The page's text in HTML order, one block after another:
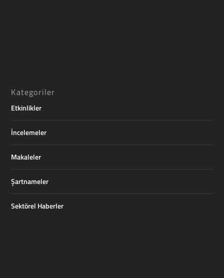
Kategoriler
Etkinlikler
İncelemeler
Makaleler
Şartnameler
Sektörel Haberler